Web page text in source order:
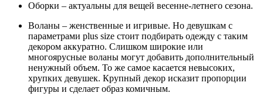
Оборки – актуальны для вещей весенне-летнего сезона.
Воланы – женственные и игривые. Но девушкам с
параметрами plus size стоит подбирать одежду с таким
декором аккуратно. Слишком широкие или
многоярусные воланы могут добавить дополнительный
ненужный объем. То же самое касается невысоких,
хрупких девушек. Крупный декор исказит пропорции
фигуры и сделает образ комичным.